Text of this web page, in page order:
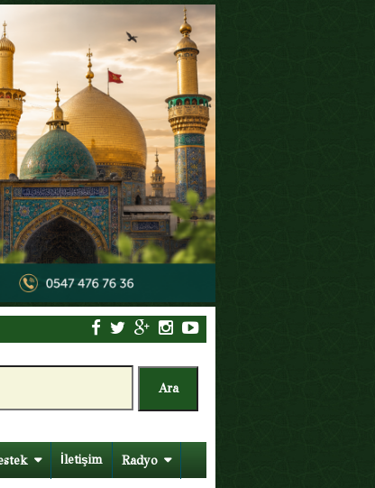
İletişim Radyo